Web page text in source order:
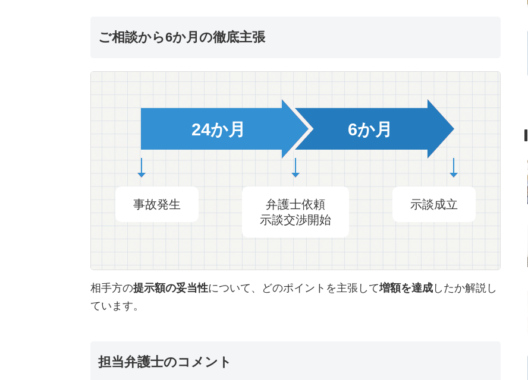
ご相談から6か月の徹底主張
24か月 6か月
事故発生
弁護士依頼
示談交渉開始
示談成立
相手方の提示額の妥当性について、どのポイントを主張して増額を達成 したか解説し
ています。
担当弁護士のコメント